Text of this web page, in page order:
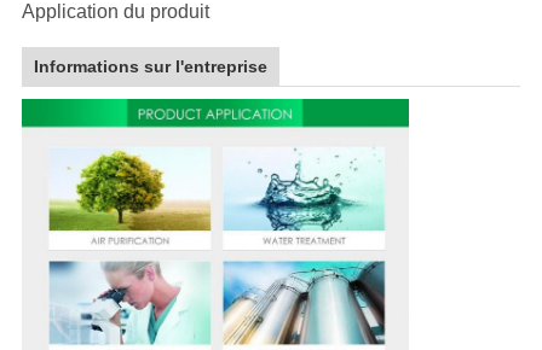
Application du produit
Informations sur l'entreprise